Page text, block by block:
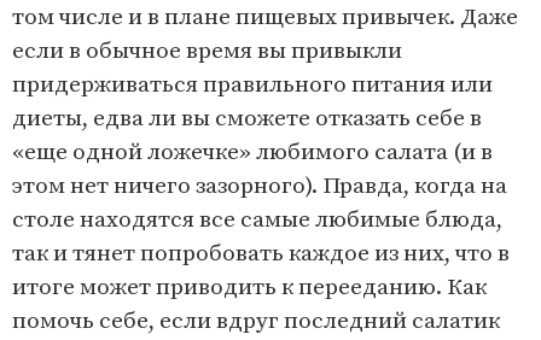
том числе и в плане пищевых привычек. Даже
если в обычное время вы привыкли
придерживаться правильного питания или
диеты, едва ли вы сможете отказать себе в
«еще одной ложечке» любимого салата (и в
этом нет ничего зазорного). Правда, когда на
столе находятся все самые любимые блюда,
так и тянет попробовать каждое из них, что в
итоге может приводить к перееданию. Как
помочь себе, если вдруг последний салатик